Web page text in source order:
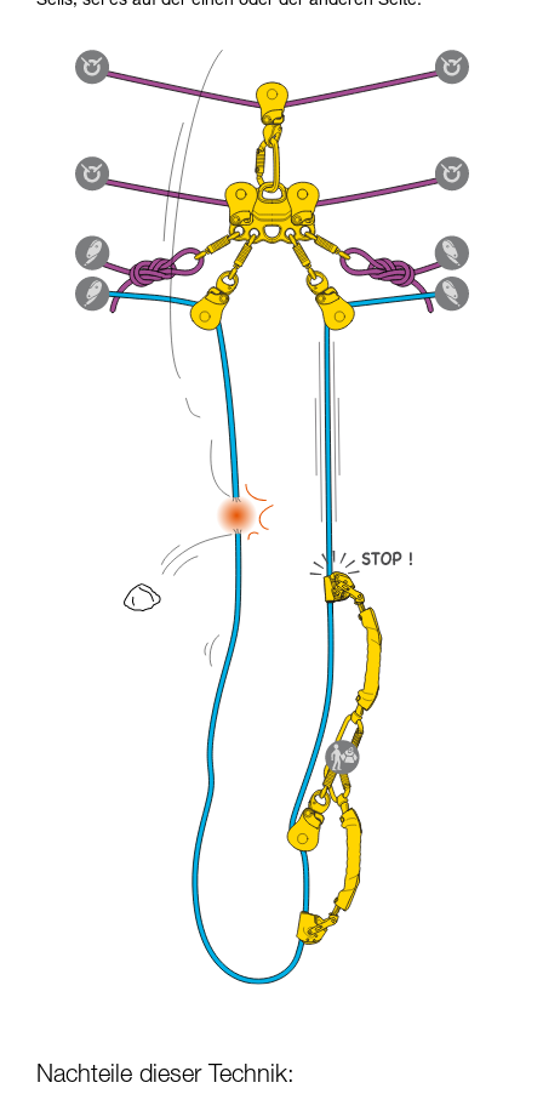
Nachteile dieser Technik: